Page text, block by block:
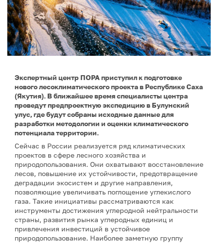
Экспертный центр ПОРА приступил к подготовке
нового лесоклиматического проекта в Республике Саха
(Якутия). В ближайшее время специалисты центра
проведут предпроектную экспедицию в Булунский
улус, где будут собраны исходные данные для
разработки методологии и оценки климатического
потенциала территории.
Сейчас в России реализуется ряд климатических
проектов в сфере лесного хозяйства и
природопользования. Они охватывают восстановление
лесов, повышение их устойчивости, предотвращение
деградации экосистем и другие направления,
позволяющие увеличивать поглощение углекислого
газа. Такие инициативы рассматриваются как
инструменты достижения углеродной нейтральности
страны, развития рынка углеродных единиц и
привлечения инвестиций в устойчивое
природопользование. Наиболее заметную группу